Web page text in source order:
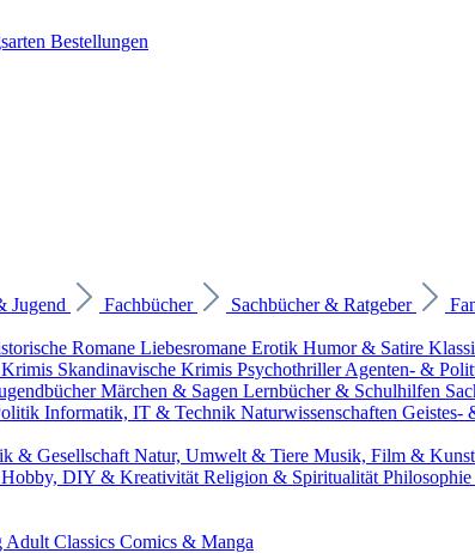
Bestellungen
Jugend Fachbücher Sachbücher & Ratgeber
Romane Liebesromane Erotik Humor & Satire
Skandinavische Krimis PsychothrillerAgenten- &
Märchen & Sagen Lernbücher & Schulhilfen
Informatik, IT & Technik Naturwissenschaften Geistes-
& Gesellschaft Natur, Umwelt & Tiere Musik, Film & Kunst
Hobby, DIY & Kreativität Religion & Spiritualität Philosophie
Adult Classics Comics & Manga